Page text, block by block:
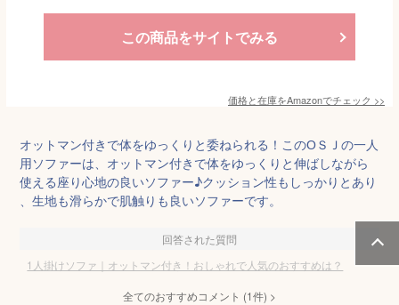
この商品をサイトでみる
価格と在庫をAmazonでチェック >>
オットマン付きで体をゆっくりと委ねられる！このОＳＪの一人
用ソファーは、オットマン付きで体をゆっくりと伸ばしながら
使える座り心地の良いソファー♪クッション性もしっかりとあり
、生地も滑らかで肌触りも良いソファーです。
回答された質問
1人掛けソファ｜オットマン付き！おしゃれで人気のおすすめは？
全てのおすすめコメント (1件) >